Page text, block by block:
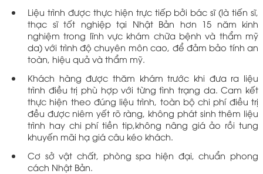
Liệu trình được thực hiện trực tiếp bởi bác sĩ (là tiến sĩ,
thạc sĩ tốt nghiệp tại Nhật Bản hơn 15 năm kinh
nghiệm trong lĩnh vực khám chữa bệnh và thẩm mỹ
da) với trình độ chuyên môn cao, để đảm bảo tính an
toàn, hiệu quả và thẩm mỹ.
Khách hàng được thăm khám trước khi đưa ra liệu
trình điều trị phù hợp với từng tình trạng da. Cam kết
thực hiện theo đúng liệu trình, toàn bộ chi phí điều trị
đều được niêm yết rõ ràng, không phát sinh thêm liệu
trình hay chi phí tiền tip,không nâng giá ảo rồi tung
khuyến mãi hạ giá câu kéo khách.
Cơ sở vật chất, phòng spa hiện đại, chuẩn phong
cách Nhật Bản.